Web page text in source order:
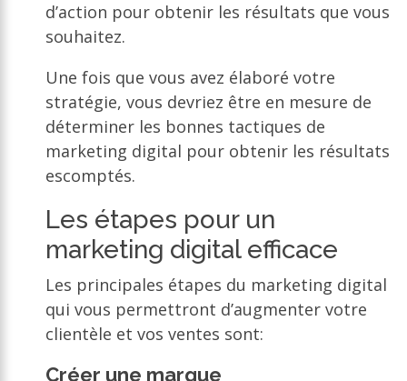
d’action pour obtenir les résultats que vous
souhaitez.
Une fois que vous avez élaboré votre
stratégie, vous devriez être en mesure de
déterminer les bonnes tactiques de
marketing digital pour obtenir les résultats
escomptés.
Les étapes pour un
marketing digital efficace
Les principales étapes du marketing digital
qui vous permettront d’augmenter votre
clientèle et vos ventes sont:
Créer une marque